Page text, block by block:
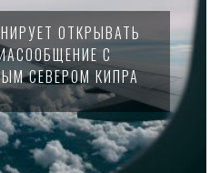
ОТКРЫВАТЬ
С
СЕВЕРОМ КИПРА